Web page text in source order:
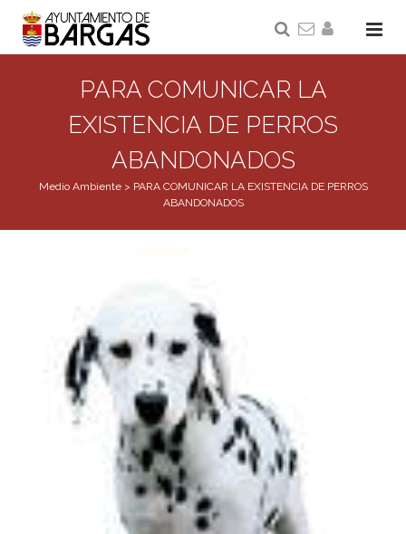
PARA COMUNICAR LA
EXISTENCIA DE PERROS
ABANDONADOS
Medio Ambiente> PARA COMUNICAR LA EXISTENCIA DE PERROS
ABANDONADOS